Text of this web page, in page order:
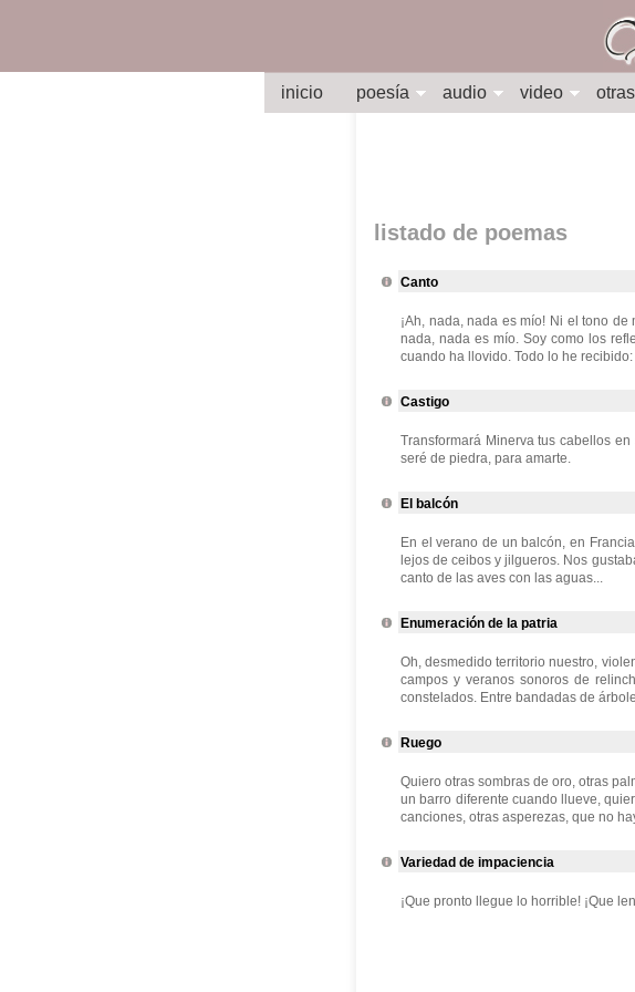
inicio poesía audio video
listado de poemas
Canto
¡Ah, nada, nada es mío! Ni el tono
nada, nada es mío. Soy como los
cuando ha llovido. Todo lo he
Castigo
Transformará Minerva tus cabellos
seré de piedra, para amarte.
El balcón
En el verano de un balcón, en
lejos de ceibos y jilgueros. Nos
canto de las aves con las aguas...
Enumeración de la patria
Oh, desmedido territorio nuestro,
campos y veranos sonoros de
constelados. Entre bandadas de
Ruego
Quiero otras sombras de oro, otras
un barro diferente cuando llueve,
canciones, otras asperezas, que no
Variedad de impaciencia
¡Que pronto llegue lo horrible! ¡Que